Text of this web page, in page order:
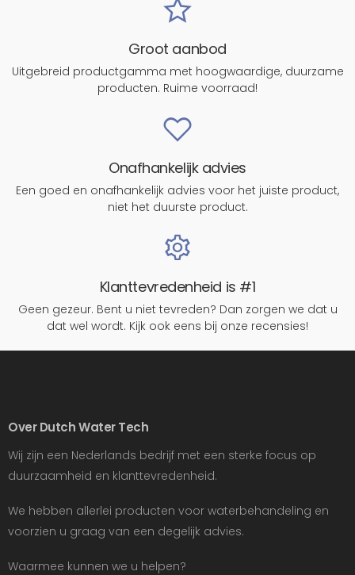
Groot aanbod
Uitgebreid productgamma met hoogwaardige, duurzame
producten. Ruime voorraad!
Onafhankelijk advies
Een goed en onafhankelijk advies voor het juiste product,
niet het duurste product.
Klanttevredenheid is #1
Geen gezeur. Bent u niet tevreden? Dan zorgen we dat u
dat wel wordt. Kijk ook eens bij onze recensies!
Over Dutch Water Tech
Wij zijn een Nederlands bedrijf met een sterke focus op
duurzaamheid en klanttevredenheid.
We hebben allerlei producten voor waterbehandeling en
voorzien u graag van een degelijk advies.
Waarmee kunnen we u helpen?